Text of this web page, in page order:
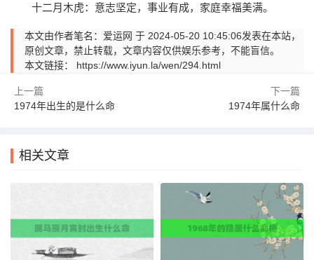
十二月木虎：意志坚定，事业有成，家庭幸福美满。
本文由作者笔名：爱运网 于 2024-05-20 10:45:06发表在本站，
原创文章，禁止转载，文章内容仅供娱乐参考，不能盲信。
本文链接： https://www.iyun.la/wen/294.html
上一篇
1974年出生的是什么命
下一篇
1974年属什么命
相关文章